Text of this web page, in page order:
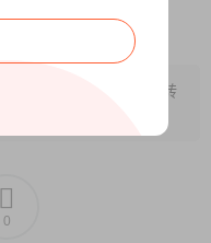
，转
0